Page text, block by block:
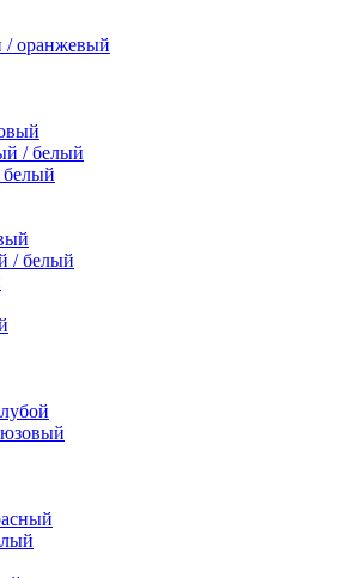
/ оранжевый
/ белый
/ белый